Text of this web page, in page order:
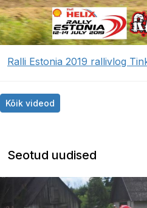
Ralli Estonia 2019 rallivlog
Kõik videod
Seotud uudised